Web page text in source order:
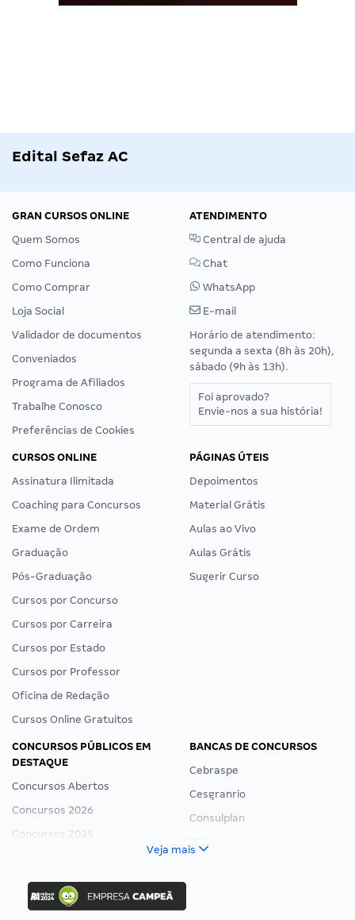
Edital Sefaz AC
GRAN CURSOS ONLINE
Quem Somos
Como Funciona
Como Comprar
Loja Social
Validador de documentos
Conveniados
Programa de Afiliados
Trabalhe Conosco
Preferências de Cookies
ATENDIMENTO
Central de ajuda
Chat
WhatsApp
E-mail
Horário de atendimento:
segunda a sexta (8h às 20h),
sábado (9h às 13h).
Foi aprovado?
Envie-nos a sua história!
CURSOS ONLINE
Assinatura Ilimitada
Coaching para Concursos
Exame de Ordem
Graduação
Pós-Graduação
Cursos por Concurso
Cursos por Carreira
Cursos por Estado
Cursos por Professor
Oficina de Redação
Cursos Online Gratuitos
PÁGINAS ÚTEIS
Depoimentos
Material Grátis
Aulas ao Vivo
Aulas Grátis
Sugerir Curso
CONCURSOS PÚBLICOS EM
DESTAQUE
Concursos Abertos
Concursos 2026
Concursos 2025
Concurso Nacional Unificado
Concurso Ibama
Concurso MPU
BANCAS DE CONCURSOS
Cebraspe
Cesgranrio
Consulplan
Veja mais